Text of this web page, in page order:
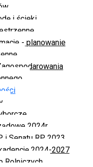
i ścieki
- planowanie
2024r.
i Senatu RP 2023
2024-2027
Rolniczych